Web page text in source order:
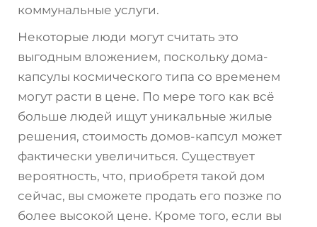
коммунальные услуги.
Некоторые люди могут считать это
выгодным вложением, поскольку дома-
капсулы космического типа со временем
могут расти в цене. По мере того как всё
больше людей ищут уникальные жилые
решения, стоимость домов-капсул может
фактически увеличиться. Существует
вероятность, что, приобретя такой дом
сейчас, вы сможете продать его позже по
более высокой цене. Кроме того, если вы